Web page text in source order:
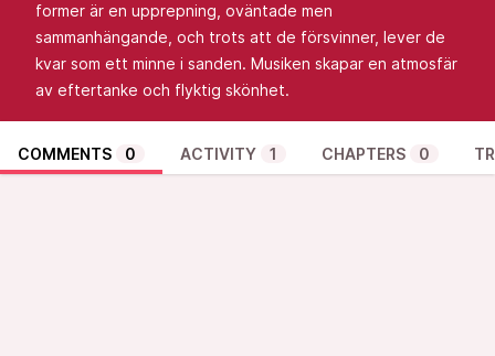
former är en upprepning, oväntade men
sammanhängande, och trots att de försvinner, lever de
kvar som ett minne i sanden. Musiken skapar en atmosfär
av eftertanke och flyktig skönhet.
COMMENTS 0 ACTIVITY 1 CHAPTERS 0